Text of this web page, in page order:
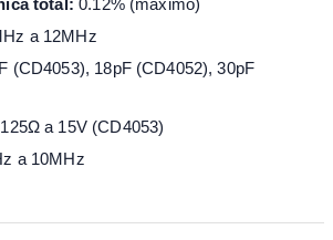
total: 0.12% (máximo)
a 12MHz
(CD4053), 18pF (CD4052), 30pF
125Ω a 15V (CD4053)
a 10MHz